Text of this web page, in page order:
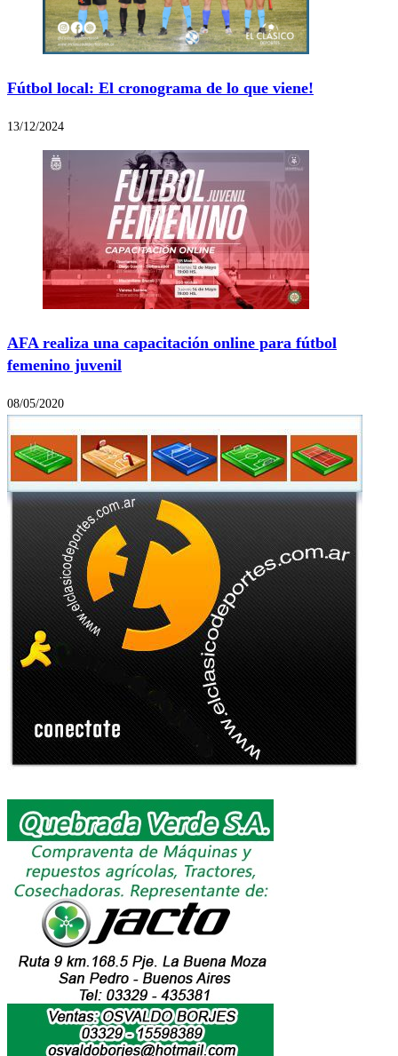
Fútbol local: El cronograma de lo que viene!
13/12/2024
AFA realiza una capacitación online para fútbol
femenino juvenil
08/05/2020